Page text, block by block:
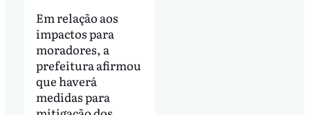
Em relação aos
impactos para
moradores, a
prefeitura afirmou
que haverá
medidas para